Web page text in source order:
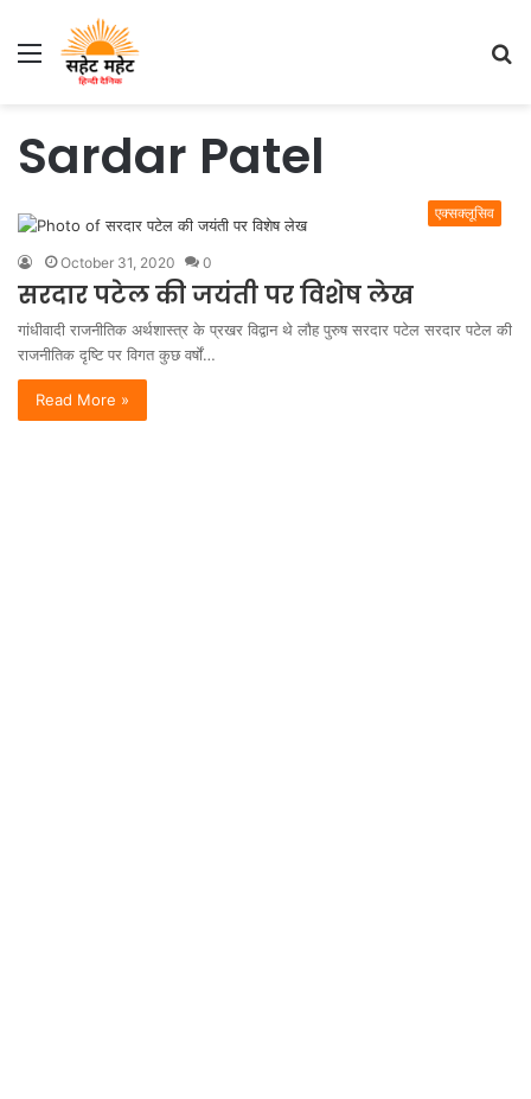
Menu
Sardar Patel
एक्सक्लूसिव
October 31, 2020 0
सरदार पटेल की जयंती पर विशेष लेख
गांधीवादी राजनीतिक अर्थशास्त्र के प्रखर विद्वान थे लौह पुरुष सरदार पटेल सरदार पटेल की
राजनीतिक दृष्टि पर विगत कुछ वर्षों…
Read More »